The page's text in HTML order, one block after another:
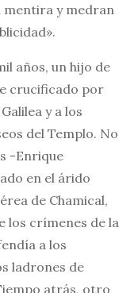
mentira y medran
años, un hijo de
crucificado por
y a los
del Templo. No
-Enrique
en el árido
de Chamical,
los crímenes de la
a los
ladrones de
atrás, otro